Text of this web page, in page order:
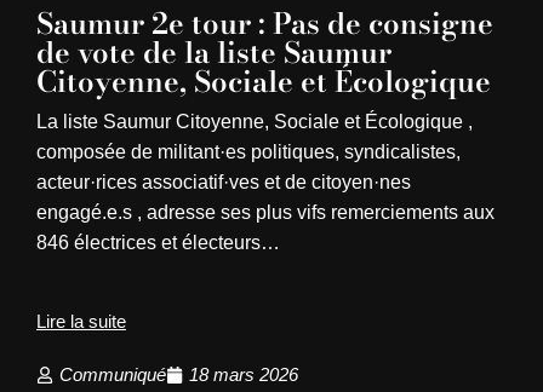
Saumur 2e tour : Pas de consigne
de vote de la liste Saumur
Citoyenne, Sociale et Écologique
La liste Saumur Citoyenne, Sociale et Écologique ,
composée de militant·es politiques, syndicalistes,
acteur·rices associatif·ves et de citoyen·nes
engagé.e.s , adresse ses plus vifs remerciements aux
846 électrices et électeurs…
Lire la suite
Communiqué 18 mars 2026